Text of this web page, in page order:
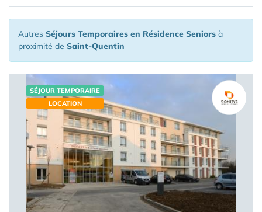
Autres Séjours Temporaires en Résidence Seniors à
proximité de Saint-Quentin
SÉJOUR TEMPORAIRE
LOCATION